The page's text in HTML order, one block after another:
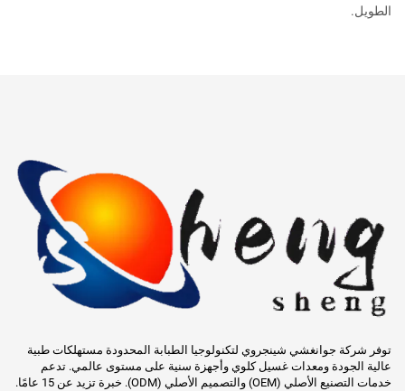
الطويل.
توفر شركة جوانغشي شينجروي لتكنولوجيا الطبابة المحدودة مستهلكات طبية
عالية الجودة ومعدات غسيل كلوي وأجهزة سنية على مستوى عالمي. تدعم
خدمات التصنيع الأصلي (OEM) والتصميم الأصلي (ODM). خبرة تزيد عن 15 عامًا.